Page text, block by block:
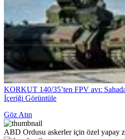
KORKUT 140/35’ten FPV avı:
İçeriği Görüntüle
Göz Atın
ABD Ordusu askerler için özel yapay